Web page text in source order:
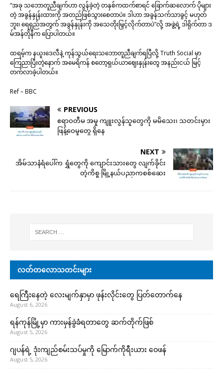
“အခု သဘောတူညီချက်ဟာ လွန်ခဲ့တဲ့ တနှစ်ကထက်စာရင် ခြောက်ဆလောက် ပိုများ
တဲ့ အခွန်နှုန်းထားကို အတည်ဖြစ်သွားစေတာပဲ။ ဒါဟာ အခွန်သက်သာခွင့် မဟုတ်
ဘူး၊ ရေရှည်အတွက် အခွန်နှုန်းကို အသေတိုးမြှင့်လိုက်တာပဲ”လို့ အဖွဲ့ရဲ့ ဒါရိုက်တာ ဒ
မ်အန်တိုနီက ပြောပါတယ်။
ထရမ့်က နယူးဒေလီနဲ့ ကုန်သွယ်ရေးသဘောတူညီချက်ရပြီလို့ Truth Social မှာ
ကြေညာပြီးတဲ့နောက် အမေရိကန် စတော့ရှယ်ယာဈေးနှုန်းတွေ အနည်းငယ် မြင့်
တက်လာခဲ့ပါတယ်။
Ref – BBC
PREVIOUS
ဧရာဝတီမ အမှု ကျူးလွန်သူတွေကို မမိသေး၊ သတင်းမှား
ဖြန့်ဝေမှုတွေ ရှိနေ
NEXT
အိမ်သာနံရံပေါ်က ရွှံတွေကို ကျောင်းသားတွေ လျက်ခိုင်း
တဲ့ကိစ္စ မြို့နယ်ပညာကစစ်ဆေး
လတ်တလောသတင်းများ
ရေကြီးနေတဲ့ လေးမျက်နှာမှာ ဖုန်းလိုင်းတွေ ပြတ်တောက်နေ
August 6, 2026
ရန်ကုန်မြို့မှာ ကားမှန်ခွဲခံရတာတွေ ဆက်တိုက်ဖြစ်
August 5, 2026
ဂျပန်ရဲ့ ဒုံးကျည်စမ်းသပ်မှုကို မြောက်ကိုရီးယား ဝေဖန်
August 5, 2026